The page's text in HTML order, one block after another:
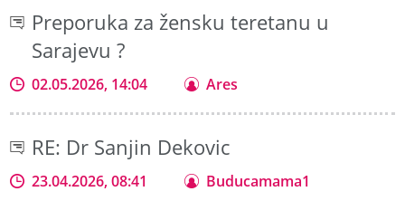
Preporuka za žensku teretanu u
Sarajevu ?
02.05.2026, 14:04 Ares
RE: Dr Sanjin Dekovic
23.04.2026, 08:41 Buducamama1